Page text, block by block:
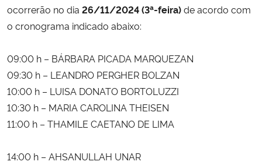
Controladoria-Geral da União
Ministério da Mulher, da Família e dos Direitos Humanos
ocorrerão no dia 26/11/2024 (3ª-feira)de acordo com
o cronograma indicado abaixo:
09:00 h – BÁRBARA PICADA MARQUEZAN
09:30 h – LEANDRO PERGHER BOLZAN
10:00 h – LUISA DONATO BORTOLUZZI
10:30 h – MARIA CAROLINA THEISEN
11:00 h – THAMILE CAETANO DE LIMA
14:00 h – AHSANULLAH UNAR